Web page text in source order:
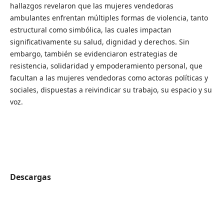
hallazgos revelaron que las mujeres vendedoras
ambulantes enfrentan múltiples formas de violencia, tanto
estructural como simbólica, las cuales impactan
significativamente su salud, dignidad y derechos. Sin
embargo, también se evidenciaron estrategias de
resistencia, solidaridad y empoderamiento personal, que
facultan a las mujeres vendedoras como actoras políticas y
sociales, dispuestas a reivindicar su trabajo, su espacio y su
voz.
Descargas